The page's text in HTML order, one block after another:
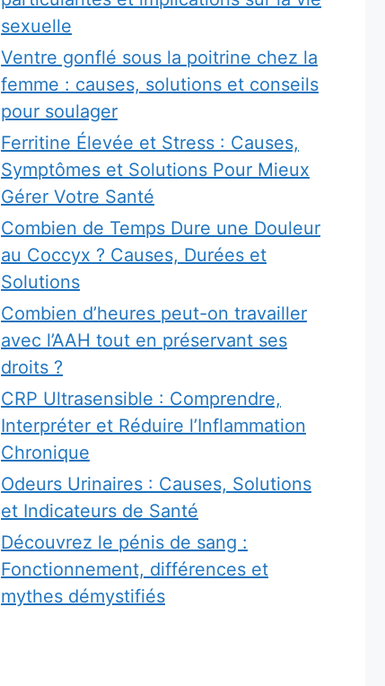
sexuelle
Ventre gonflé sous la poitrine chez la
femme : causes, solutions et conseils
pour soulager
Ferritine Élevée et Stress : Causes,
Symptômes et Solutions Pour Mieux
Gérer Votre Santé
Combien de Temps Dure une Douleur
au Coccyx ? Causes, Durées et
Solutions
Combien d’heures peut-on travailler
avec l’AAH tout en préservant ses
droits ?
CRP Ultrasensible : Comprendre,
Interpréter et Réduire l’Inflammation
Chronique
Odeurs Urinaires : Causes, Solutions
et Indicateurs de Santé
Découvrez le pénis de sang :
Fonctionnement, différences et
mythes démystifiés